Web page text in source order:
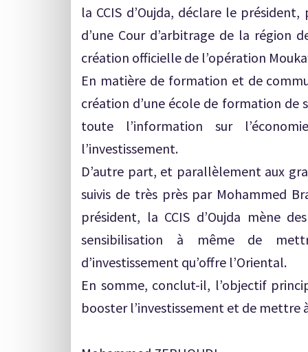
la CCIS d’Oujda, déclare le
d’une Cour d’arbitrage de la région
création officielle de l’opération
En matière de formation et de
création d’une école de formation de
toute l’information sur
l’investissement.
D’autre part, et parallèlement aux
suivis de très près par Mohammed
président, la CCIS d’Oujda mène
sensibilisation à même de
d’investissement qu’offre l’Oriental.
En somme, conclut-il, l’objectif
booster l’investissement et de mettre